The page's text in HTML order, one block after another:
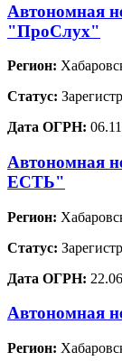
Автономная
"ПроСлух"
Регион:
Статус:
Дата ОГРН:
Автономная
ЕСТЬ"
Регион:
Статус:
Дата ОГРН:
Автономная
Регион: